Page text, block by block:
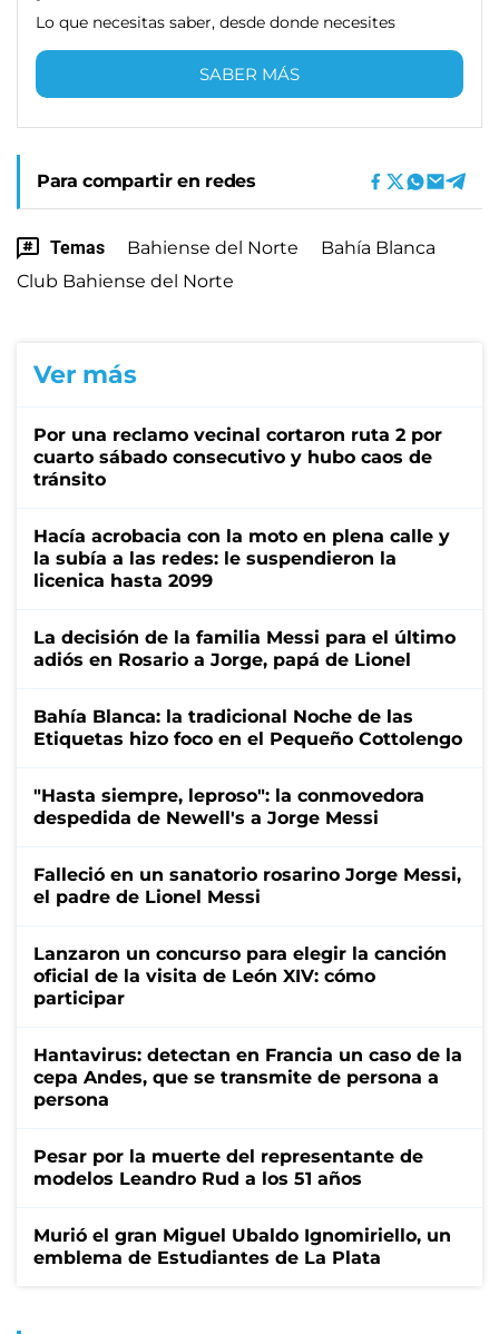
Lo que necesitas saber, desde donde necesites
SABER MÁS
Para compartir en redes
Temas Bahiense del Norte
Bahía Blanca
Club Bahiense del Norte
Ver más
Por una reclamo vecinal cortaron ruta 2 por
cuarto sábado consecutivo y hubo caos de
tránsito
Hacía acrobacia con la moto en plena calle y
la subía a las redes: le suspendieron la
licenica hasta 2099
La decisión de la familia Messi para el último
adiós en Rosario a Jorge, papá de Lionel
Bahía Blanca: la tradicional Noche de las
Etiquetas hizo foco en el Pequeño Cottolengo
"Hasta siempre, leproso": la conmovedora
despedida de Newell's a Jorge Messi
Falleció en un sanatorio rosarino Jorge Messi,
el padre de Lionel Messi
Lanzaron un concurso para elegir la canción
oficial de la visita de León XIV: cómo
participar
Hantavirus: detectan en Francia un caso de la
cepa Andes, que se transmite de persona a
persona
Pesar por la muerte del representante de
modelos Leandro Rud a los 51 años
Murió el gran Miguel Ubaldo Ignomiriello, un
emblema de Estudiantes de La Plata